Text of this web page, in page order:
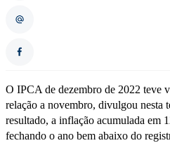
O IPCA de dezembro de 2022 teve
relação a novembro, divulgou
resultado, a inflação acumulada em
fechando o ano bem abaixo do